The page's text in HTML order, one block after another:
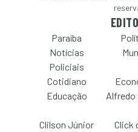
Paraíba
Notícias
Policiais
Cotidiano
Educação
Alfredo
Clilson Júnior
Click